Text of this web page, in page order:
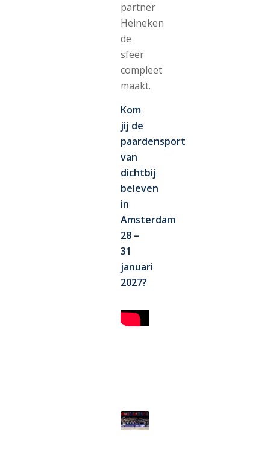
partner
Heineken
de
sfeer
compleet
maakt.
Kom
jij de
paardensport
van
dichtbij
beleven
in
Amsterdam
28 –
31
januari
2027?